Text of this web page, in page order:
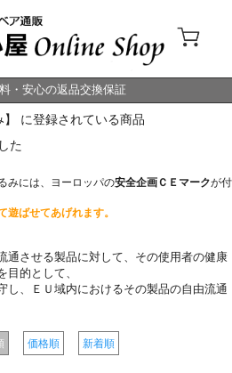
・安心の返品交換保証
】 に登録されている商品
た
みには、ヨーロッパの安全企画ＣＥマークが付
遊ばせてあげれます。
通させる製品に対して、その使用者の健康
目的として、
し、ＥＵ域内におけるその製品の自由流通
価格順 新着順